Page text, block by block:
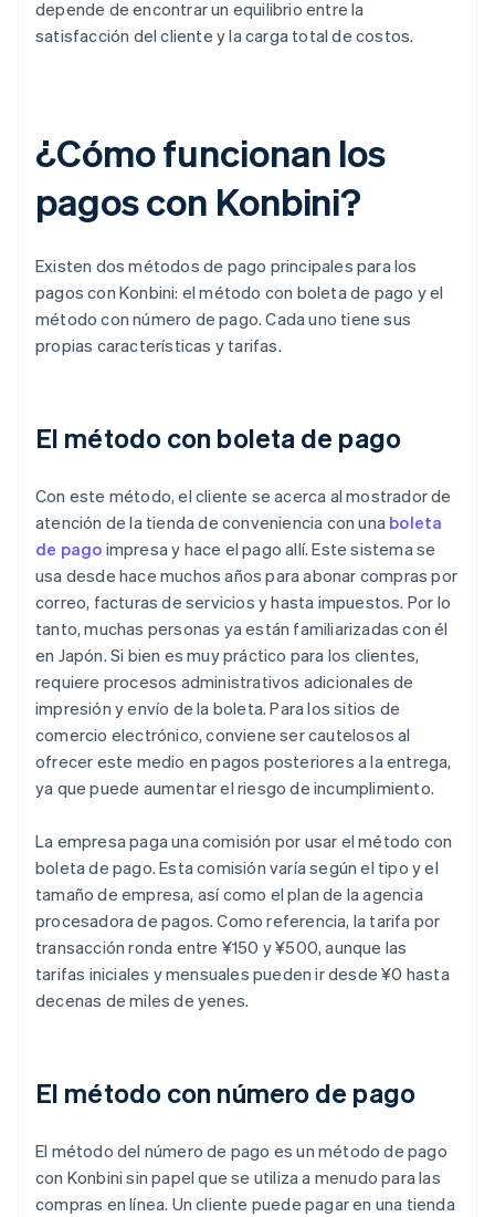
depende de encontrar un equilibrio entre la
satisfacción del cliente y la carga total de costos.
¿Cómo funcionan los
pagos con Konbini?
Existen dos métodos de pago principales para los
pagos con Konbini: el método con boleta de pago y el
método con número de pago. Cada uno tiene sus
propias características y tarifas.
El método con boleta de pago
Con este método, el cliente se acerca al mostrador de
atención de la tienda de conveniencia con una boleta
de pago impresa y hace el pago allí. Este sistema se
usa desde hace muchos años para abonar compras por
correo, facturas de servicios y hasta impuestos. Por lo
tanto, muchas personas ya están familiarizadas con él
en Japón. Si bien es muy práctico para los clientes,
requiere procesos administrativos adicionales de
impresión y envío de la boleta. Para los sitios de
comercio electrónico, conviene ser cautelosos al
ofrecer este medio en pagos posteriores a la entrega,
ya que puede aumentar el riesgo de incumplimiento.
La empresa paga una comisión por usar el método con
boleta de pago. Esta comisión varía según el tipo y el
tamaño de empresa, así como el plan de la agencia
procesadora de pagos. Como referencia, la tarifa por
transacción ronda entre ¥150 y ¥500, aunque las
tarifas iniciales y mensuales pueden ir desde ¥0 hasta
decenas de miles de yenes.
El método con número de pago
El método del número de pago es un método de pago
con Konbini sin papel que se utiliza a menudo para las
compras en línea. Un cliente puede pagar en una tienda